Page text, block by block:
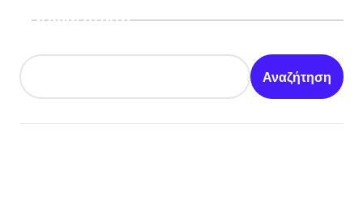
Αναζήτηση
Αναζήτηση